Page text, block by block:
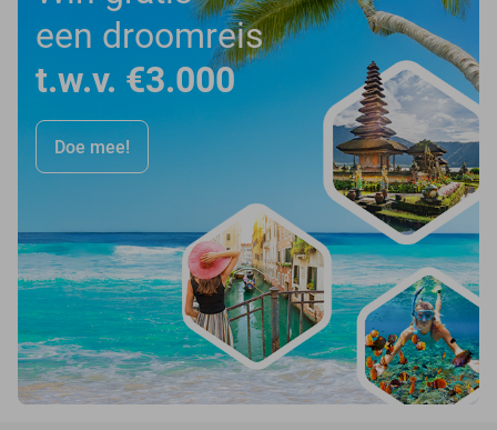
een droomreis
t.w.v. €3.000
Doe mee!